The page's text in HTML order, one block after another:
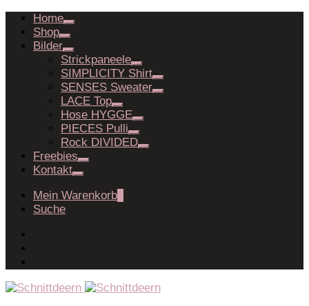
Home
Shop
Bilder
Strickpaneele
SIMPLICITY Shirt
SENSES Sweater
LACE Top
Hose HYGGE
PIECES Pulli
Rock DIVIDED
Freebies
Kontakt
Mein Warenkorb
Suche